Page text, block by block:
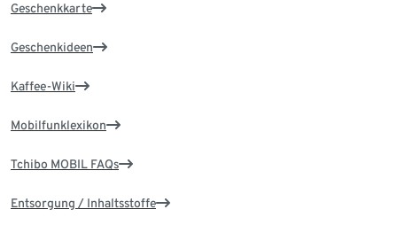
Geschenkkarte
Geschenkideen
Kaffee-Wiki
Mobilfunklexikon
Tchibo MOBIL FAQs
Entsorgung / Inhaltsstoffe